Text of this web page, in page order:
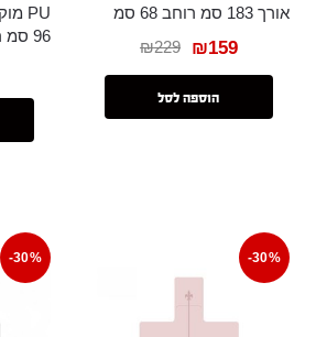
אורך 183 סמ רוחב 68 סמ
₪229 ₪159
הוספה לסל
96 סמ רוחב 61סמ
-30%
-30%